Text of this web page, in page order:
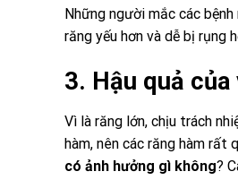
Những người mắc các bệnh
răng yếu hơn và dễ bị rụng
3. Hậu quả
Vì là răng lớn, chịu trách
hàm, nên các răng hàm rất
có ảnh hưởng gì không?